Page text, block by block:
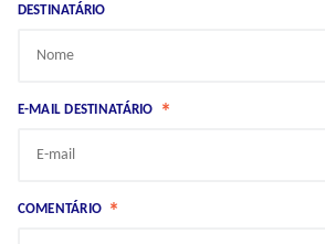
DESTINATÁRIO
E-MAIL DESTINATÁRIO *
COMENTÁRIO *